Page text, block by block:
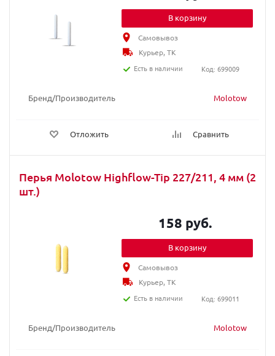
Бренд/Производитель Molotow
Отложить Сравнить
В корзину
Самовывоз
Курьер, ТК
Есть в наличии
Код: 699009
Перья Molotow Highflow-Tip 227/211, 4 мм (2
шт.)
Бренд/Производитель Molotow
158 руб.
В корзину
Самовывоз
Курьер, ТК
Есть в наличии
Код: 699011